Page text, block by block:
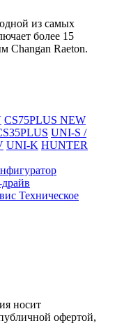
из самых
более 15
Changan Raeton.
CS75PLUS NEW
UNI-S /
UNI-K HUNTER
драйв
Техническое
носит
офертой,